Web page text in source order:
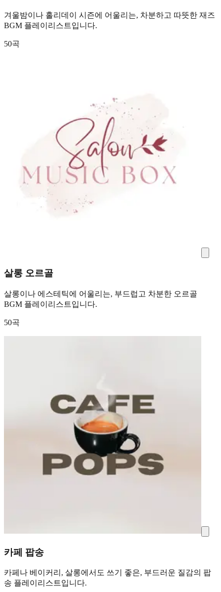
겨울밤이나 홀리데이 시즌에 어울리는, 차분하고 따뜻한 재즈
BGM 플레이리스트입니다.
50곡
살롱 오르골
살롱이나 에스테틱에 어울리는, 부드럽고 차분한 오르골
BGM 플레이리스트입니다.
50곡
카페 팝송
카페나 베이커리, 살롱에서도 쓰기 좋은, 부드러운 질감의 팝
송 플레이리스트입니다.